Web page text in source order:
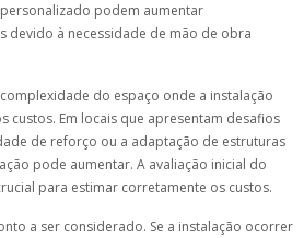
podem aumentar
devido à necessidade de mão de obra
do espaço onde a instalação
custos. Em locais que apresentam desafios
de reforço ou a adaptação de estruturas
pode aumentar. A avaliação inicial do
para estimar corretamente os custos.
a ser considerado. Se a instalação ocorrer